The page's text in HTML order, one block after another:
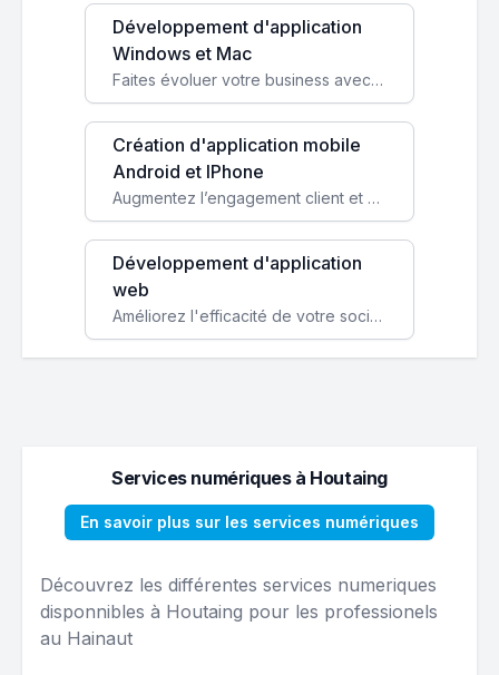
Développement d'application
Windows et Mac
Faites évoluer votre business avec des solutions logicielles personnalisées, parfaitement adaptées à vos besoins spécifiques.
Création d'application mobile
Android et IPhone
Augmentez l’engagement client et simplifiez vos processus avec une application mobile sur mesure, disponible sur iOS et Android.
Développement d'application
web
Améliorez l'efficacité de votre société avec une application web personnalisée accessible partout et tout le temps.
Services numériques à Houtaing
En savoir plus sur les services numériques
Découvrez les différentes services numeriques
disponnibles à Houtaing pour les professionels
au Hainaut